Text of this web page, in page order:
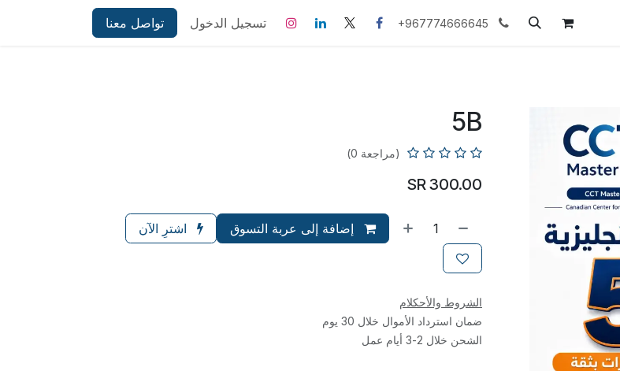
دورات اللغة الانجليزية المنتدى privacy-policy+967774666645 تسجيل الدخول تواصل معنا
5B
(مراجعة 0)
300.00
إضافة إلى عربة التسوق اشترِ الآن
الشروط والأحكلام
ضمان استرداد الأموال خلال 30 يوم
الشحن خلال 2-3 أيام عمل